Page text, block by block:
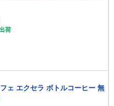
荷
ェ エクセラ ボトルコーヒー 無